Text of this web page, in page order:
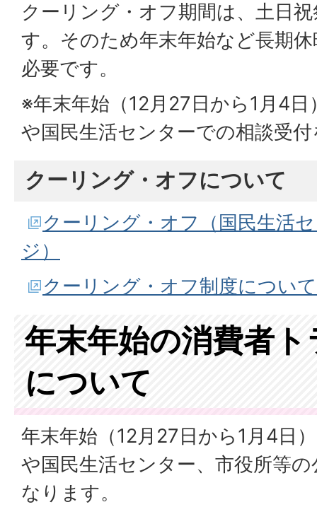
クーリング・オフ期間は、土日
す。そのため年末年始など長期
必要です。
※年末年始（12月27日から1月4
や国民生活センターでの相談受
クーリング・オフについて
クーリング・オフ（国民生活
ジ）
クーリング・オフ制度について
年末年始の消費者
について
年末年始（12月27日から1月4日
や国民生活センター、市役所等
なります。